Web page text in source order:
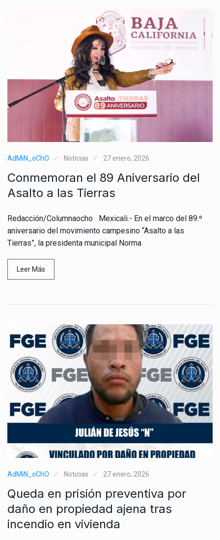
AdMiN_oChO Noticias 27 enero, 2026
Conmemoran el 89 Aniversario del
Asalto a las Tierras
Redacción/Columnaocho Mexicali.- En el marco del 89.º
aniversario del movimiento campesino “Asalto a las
Tierras”, la presidenta municipal Norma
Leer Más
AdMiN_oChO Noticias 27 enero, 2026
Queda en prisión preventiva por
daño en propiedad ajena tras
incendio en vivienda